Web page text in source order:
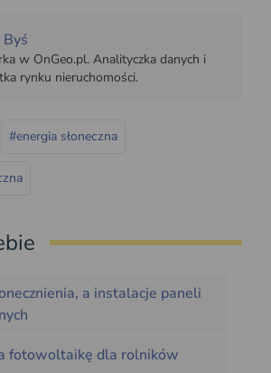
w OnGeo.pl. Analityczka danych i
rynku nieruchomości.
#energia słoneczna
a instalacje paneli
fotowoltaikę dla rolników